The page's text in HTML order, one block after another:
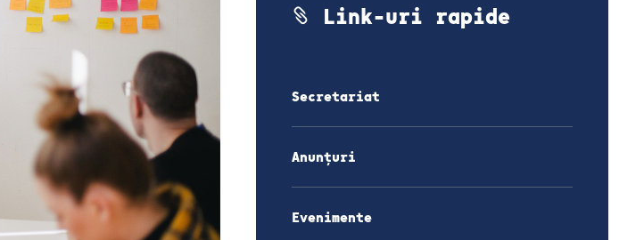
Link-uri rapide
Secretariat
Anunțuri
Evenimente